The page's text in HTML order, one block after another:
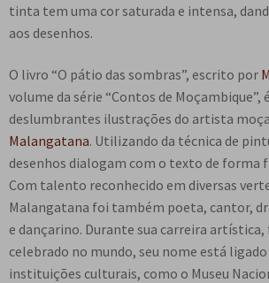
tinta tem uma cor saturada e intensa,
aos desenhos.
O livro “O pátio das sombras”, escrito por
volume da série “Contos de Moçambique”,
deslumbrantes ilustrações do artista
Malangatana. Utilizando da técnica de
desenhos dialogam com o texto de forma
Com talento reconhecido em diversas
Malangatana foi também poeta, cantor,
e dançarino. Durante sua carreira
celebrado no mundo, seu nome está ligado
instituições culturais, como o Museu